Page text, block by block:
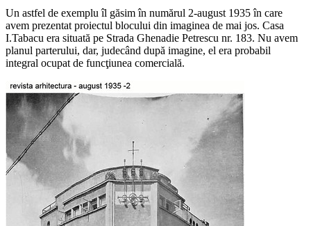
Un astfel de exemplu îl găsim în numărul 2-august 1935 în care
avem prezentat proiectul blocului din imaginea de mai jos. Casa
I.Tabacu era situată pe Strada Ghenadie Petrescu nr. 183. Nu avem
planul parterului, dar, judecând după imagine, el era probabil
integral ocupat de funcţiunea comercială.